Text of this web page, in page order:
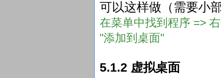
可以这样做（需要小
在菜单中找到程序 =>
"添加到桌面"
5.1.2 虚拟桌面